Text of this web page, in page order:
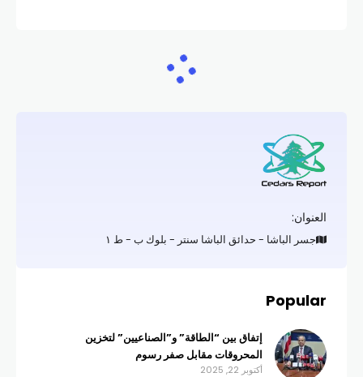
العنوان:
جسر الباشا - حدائق الباشا سنتر - بلوك ب - ط ١
Popular
إتفاق بين “الطاقة” و”الصناعيين” لتخزين
المحروقات مقابل صفر رسوم
أكتوبر 22, 2025